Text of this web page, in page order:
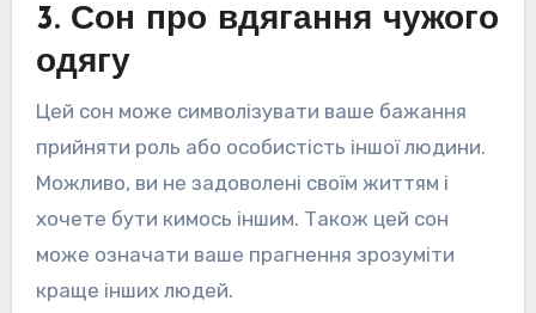
3. Сон про вдягання чужого
одягу
Цей сон може символізувати ваше бажання
прийняти роль або особистість іншої людини.
Можливо, ви не задоволені своїм життям і
хочете бути кимось іншим. Також цей сон
може означати ваше прагнення зрозуміти
краще інших людей.